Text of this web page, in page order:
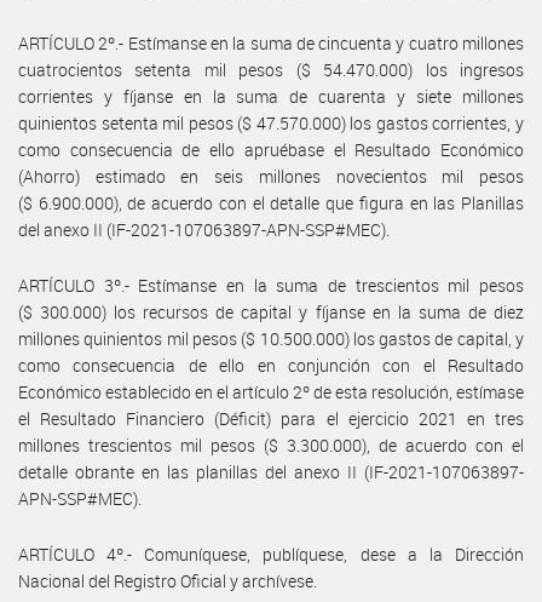
ARTÍCULO 2º.- Estímanse en la suma de cincuenta y cuatro millones
cuatrocientos setenta mil pesos ($ 54.470.000) los ingresos
corrientes y fíjanse en la suma de cuarenta y siete millones
quinientos setenta mil pesos ($ 47.570.000) los gastos corrientes, y
como consecuencia de ello apruébase el Resultado Económico
(Ahorro) estimado en seis millones novecientos mil pesos
($ 6.900.000), de acuerdo con el detalle que figura en las Planillas
del anexo II (IF-2021-107063897-APN-SSP#MEC).
ARTÍCULO 3º.- Estímanse en la suma de trescientos mil pesos
($ 300.000) los recursos de capital y fíjanse en la suma de diez
millones quinientos mil pesos ($ 10.500.000) los gastos de capital, y
como consecuencia de ello en conjunción con el Resultado
Económico establecido en el artículo 2º de esta resolución, estímase
el Resultado Financiero (Déficit) para el ejercicio 2021 en tres
millones trescientos mil pesos ($ 3.300.000), de acuerdo con el
detalle obrante en las planillas del anexo II (IF-2021-107063897-
APN-SSP#MEC).
ARTÍCULO 4º.- Comuníquese, publíquese, dese a la Dirección
Nacional del Registro Oficial y archívese.